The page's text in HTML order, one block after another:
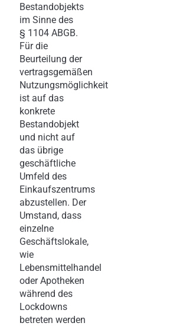
Bestandobjekts
im Sinne des
§ 1104 ABGB.
Für die
Beurteilung der
vertragsgemäßen
Nutzungsmöglichkeit
ist auf das
konkrete
Bestandobjekt
und nicht auf
das übrige
geschäftliche
Umfeld des
Einkaufszentrums
abzustellen. Der
Umstand, dass
einzelne
Geschäftslokale,
wie
Lebensmittelhandel
oder Apotheken
während des
Lockdowns
betreten werden